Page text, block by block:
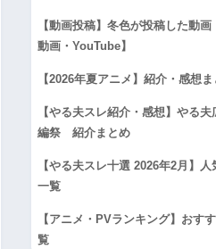
【動画投稿】冬色が投稿した動
動画・YouTube】
【2026年夏アニメ】紹介・感想
【やる夫スレ紹介・感想】やる
編祭 紹介まとめ
【やる夫スレ十選 2026年2月】
一覧
【アニメ・PVランキング】おす
覧